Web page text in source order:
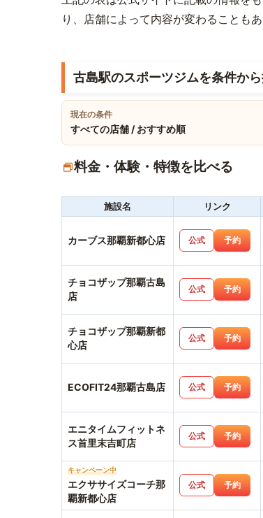
り、店舗によって内容が変わることも
古島駅のスポーツジムを条件か
現在の条件
すべての店舗 / おすすめ順
料金・体験・特徴を比べる
施設名 リンク
カーブス那覇新都心店 公式 予約
チョコザップ那覇古島
店
公式 予約
チョコザップ那覇新都
心店
公式 予約
ECOFIT24那覇古島店 公式 予約
エニタイムフィットネ
ス首里末吉町店
公式 予約
キャンペーン中
エクササイズコーチ那
覇新都心店
公式 予約